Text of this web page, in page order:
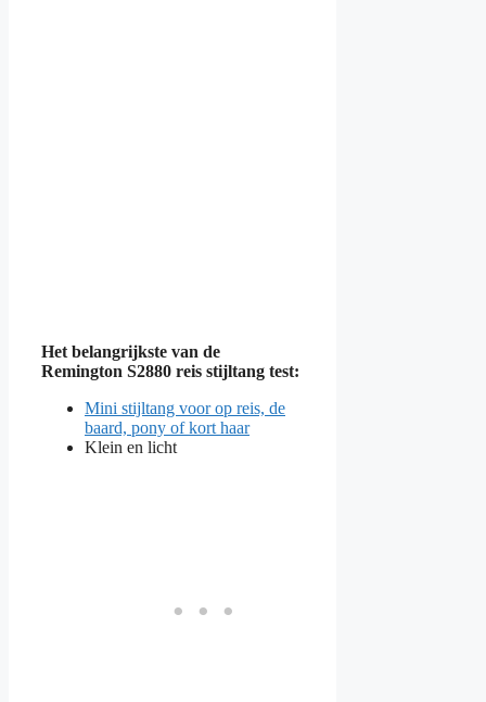
Het belangrijkste van de
Remington S2880 reis stijltang test:
Mini stijltang voor op reis, de
baard, pony of kort haar
Klein en licht